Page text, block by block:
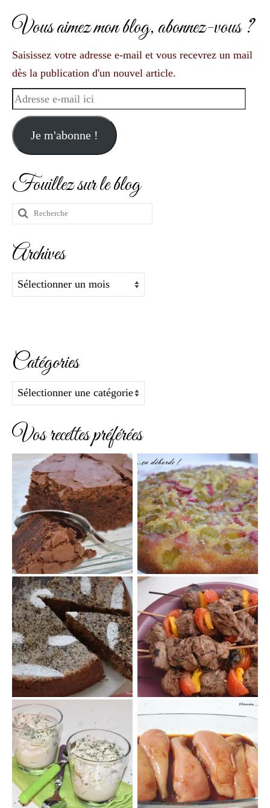
Vous aimez mon blog, abonnez-vous ?
Saisissez votre adresse e-mail et vous recevrez un mail
dès la publication d'un nouvel article.
Adresse
mail
ici
Je m'abonne !
Fouillez sur le blog
Rechercher
Archives
Archives
Catégories
Catégories
Vos recettes préférées